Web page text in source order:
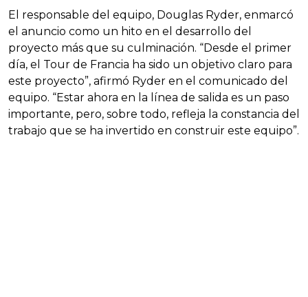
El responsable del equipo, Douglas Ryder, enmarcó
el anuncio como un hito en el desarrollo del
proyecto más que su culminación. “Desde el primer
día, el Tour de Francia ha sido un objetivo claro para
este proyecto”, afirmó Ryder en el comunicado del
equipo. “Estar ahora en la línea de salida es un paso
importante, pero, sobre todo, refleja la constancia del
trabajo que se ha invertido en construir este equipo”.